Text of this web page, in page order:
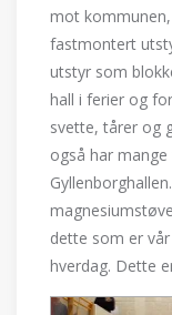
mot
fastmontert
utstyr som
hall i ferier og
svette, tårer og
også har
dette som er
hverdag. Dette